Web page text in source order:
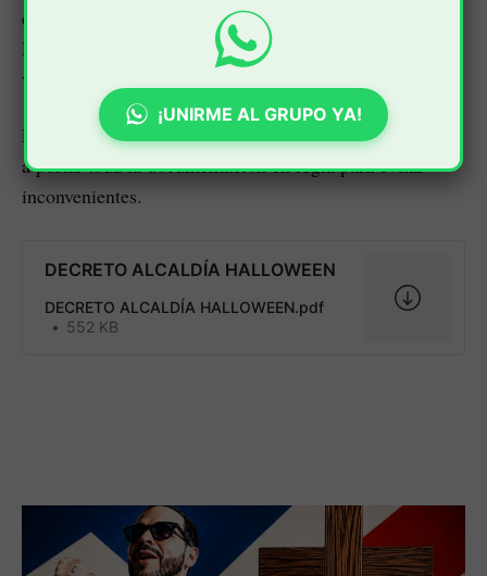
en varios puntos estratégicos de Popayán, en los que
Policía, Ejército y personal de tránsito estarán
verificando el cumplimiento del decreto.
Las autoridades han hecho un llamado a los ciudadanos
a portar toda la documentación en regla para evitar
inconvenientes.
DECRETO ALCALDÍA HALLOWEEN
DECRETO ALCALDÍA HALLOWEEN.pdf
552 KB
¡UNIRME AL GRUPO YA!